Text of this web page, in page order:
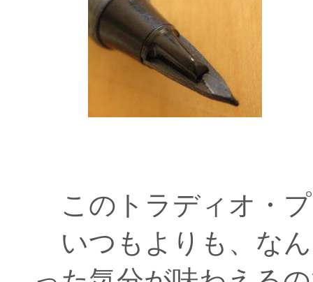
このトラディオ・
いつもよりも、な